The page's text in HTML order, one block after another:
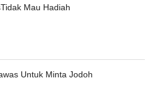
Mau Hadiah
Untuk Minta Jodoh